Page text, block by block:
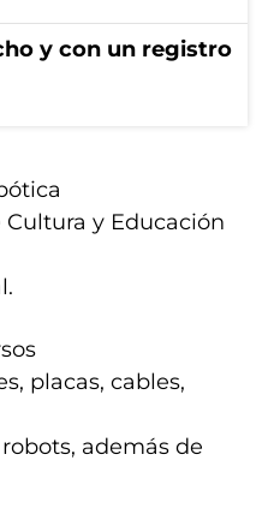
y con un registro
y Educación
placas, cables,
además de